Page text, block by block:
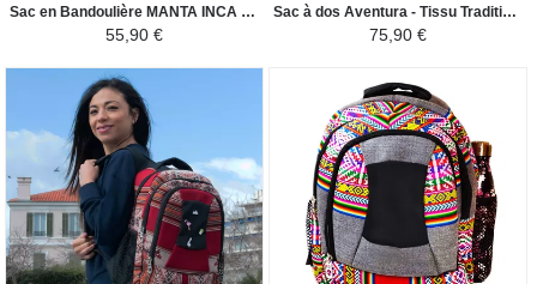
Sac en Bandoulière MANTA INCA - Pour Homme Motif Ethnique - Noir / Camel
55,90 €
Sac à dos Aventura - Tissu Traditionnel Péruvien Huacachina - Beige Clair/Nuance Marron
75,90 €